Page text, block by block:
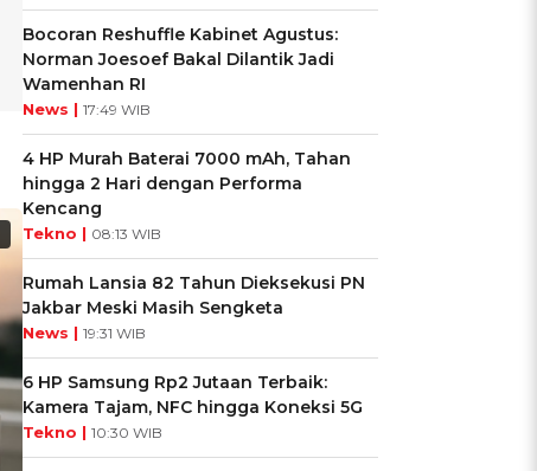
Bocoran Reshuffle Kabinet Agustus:
Norman Joesoef Bakal Dilantik Jadi
Wamenhan RI
News | 17:49 WIB
4 HP Murah Baterai 7000 mAh, Tahan
hingga 2 Hari dengan Performa
Kencang
Tekno | 08:13 WIB
Rumah Lansia 82 Tahun Dieksekusi PN
Jakbar Meski Masih Sengketa
News | 19:31 WIB
6 HP Samsung Rp2 Jutaan Terbaik:
Kamera Tajam, NFC hingga Koneksi 5G
Tekno | 10:30 WIB